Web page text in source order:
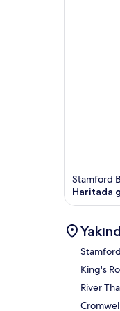
Stamford
Haritada
King's
River